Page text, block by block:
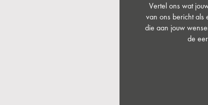
Vertel ons wat
van ons bericht als
die aan jouw
de